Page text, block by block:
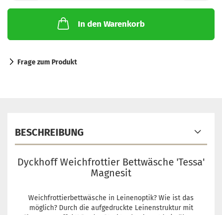
In den Warenkorb
Frage zum Produkt
BESCHREIBUNG
Dyckhoff Weichfrottier Bettwäsche 'Tessa'
Magnesit
Weichfrottierbettwäsche in Leinenoptik? Wie ist das
möglich? Durch die aufgedruckte Leinenstruktur mit